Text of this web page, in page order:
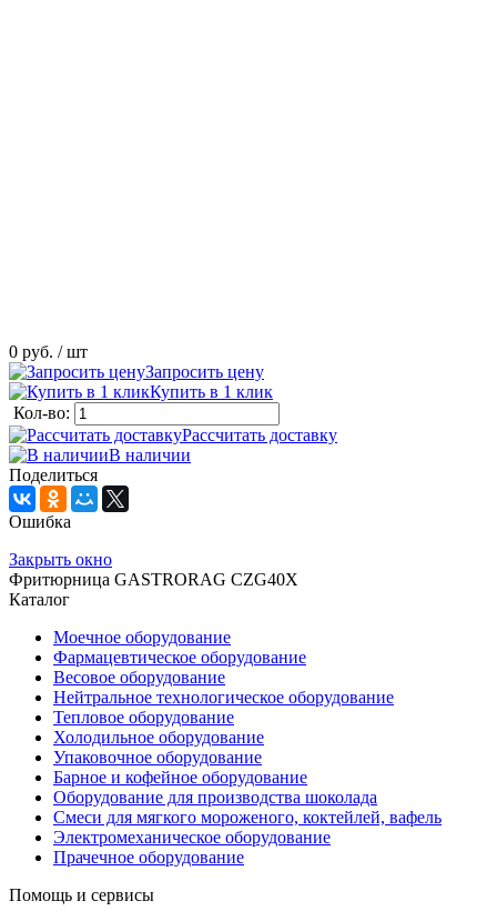
0 руб. / шт
Запросить цену
Купить в 1 клик
Кол-во:
Рассчитать доставку
В наличии
Поделиться
Ошибка
Закрыть окно
Фритюрница GASTRORAG CZG40X
Каталог
Моечное оборудование
Фармацевтическое оборудование
Весовое оборудование
Нейтральное технологическое оборудование
Тепловое оборудование
Холодильное оборудование
Упаковочное оборудование
Барное и кофейное оборудование
Оборудование для производства шоколада
Смеси для мягкого мороженого, коктейлей, вафель
Электромеханическое оборудование
Прачечное оборудование
Помощь и сервисы